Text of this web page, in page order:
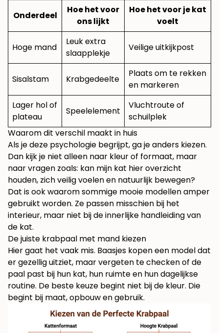
Onderdeel
Hoe het voor
ons lijkt
Hoe het voor je kat
voelt
Hoge mand
Leuk extra
slaapplekje
Veilige uitkijkpost
Sisalstam Krabgedeelte
Plaats om te rekken
en markeren
Lager hol of
plateau
Speelelement
Vluchtroute of
schuilplek
Waarom dit verschil maakt in huis
Als je deze psychologie begrijpt, ga je anders kiezen.
Dan kijk je niet alleen naar kleur of formaat, maar
naar vragen zoals: kan mijn kat hier overzicht
houden, zich veilig voelen en natuurlijk bewegen?
Dat is ook waarom sommige mooie modellen amper
gebruikt worden. Ze passen misschien bij het
interieur, maar niet bij de innerlijke handleiding van
de kat.
De juiste krabpaal met mand kiezen
Hier gaat het vaak mis. Baasjes kopen een model dat
er gezellig uitziet, maar vergeten te checken of de
paal past bij hun kat, hun ruimte en hun dagelijkse
routine. De beste keuze begint niet bij de kleur. Die
begint bij maat, opbouw en gebruik.